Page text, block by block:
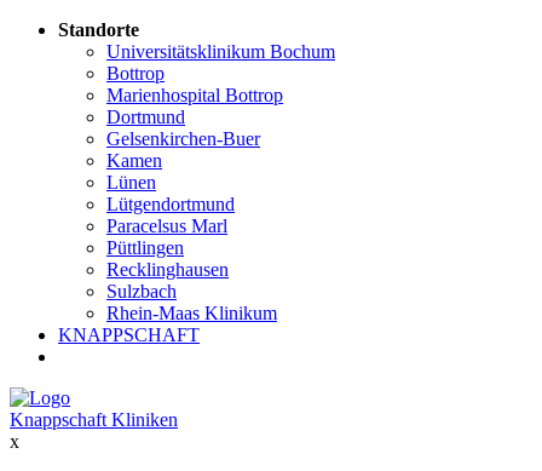
Standorte
Universitätsklinikum Bochum
Bottrop
Marienhospital Bottrop
Dortmund
Gelsenkirchen-Buer
Kamen
Lünen
Lütgendortmund
Paracelsus Marl
Püttlingen
Recklinghausen
Sulzbach
Rhein-Maas Klinikum
KNAPPSCHAFT
Knappschaft Kliniken
x